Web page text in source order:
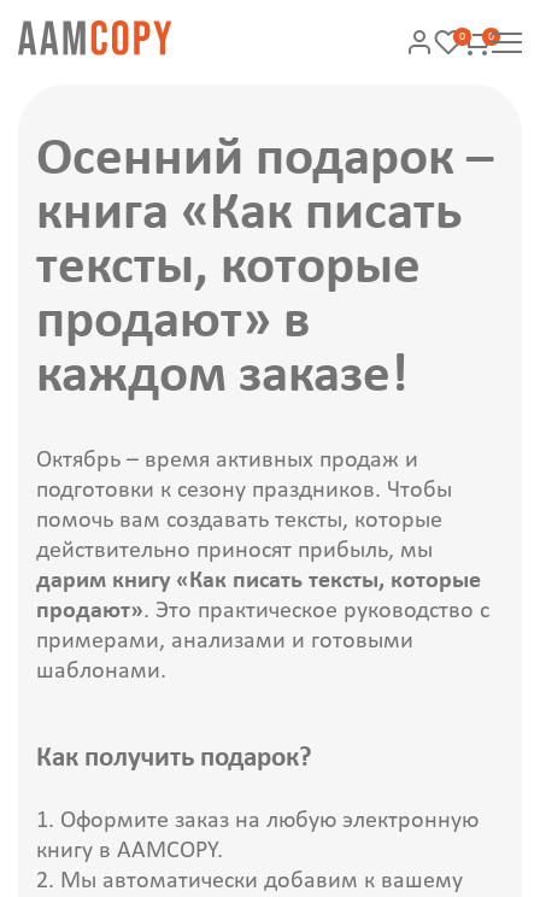
0 0
Осенний подарок –
книга «Как писать
тексты, которые
продают» в
каждом заказе!
Октябрь – время активных продаж и
подготовки к сезону праздников. Чтобы
помочь вам создавать тексты, которые
действительно приносят прибыль, мы
дарим книгу «Как писать тексты, которые
продают». Это практическое руководство с
примерами, анализами и готовыми
шаблонами.
Как получить подарок?
Оформите заказ на любую электронную
книгу в AAMCOPY.
Мы автоматически добавим к вашему